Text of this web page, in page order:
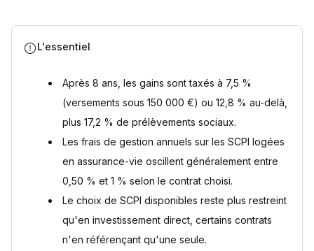
BoursoVie
SCPI en assurance-vie : points clés à retenir
Une SCPI en assurance-vie est-elle plus intéressante
qu'une SCPI en direct ?
Quelle fiscalité pour les SCPI logées en assurance-vie ?
Peut-on emprunter pour investir en SCPI dans une
assurance-vie ?
Quels sont les frais des SCPI en assurance-vie ?
Les SCPI en assurance-vie garantissent-elles le capital
investi ?
L'essentiel
Après 8 ans, les gains sont taxés à 7,5 %
(versements sous 150 000 €) ou 12,8 % au-delà,
plus 17,2 % de prélèvements sociaux.
Les frais de gestion annuels sur les SCPI logées
en assurance-vie oscillent généralement entre
0,50 % et 1 % selon le contrat choisi.
Le choix de SCPI disponibles reste plus restreint
qu'en investissement direct, certains contrats
n'en référençant qu'une seule.